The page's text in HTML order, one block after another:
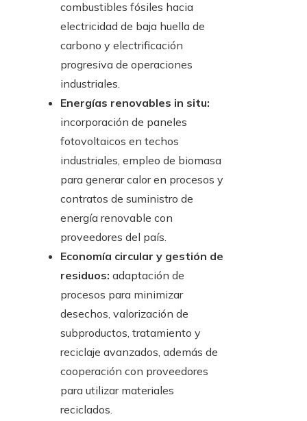
combustibles fósiles hacia
electricidad de baja huella de
carbono y electrificación
progresiva de operaciones
industriales.
Energías renovables in situ:
incorporación de paneles
fotovoltaicos en techos
industriales, empleo de biomasa
para generar calor en procesos y
contratos de suministro de
energía renovable con
proveedores del país.
Economía circular y gestión de
residuos: adaptación de
procesos para minimizar
desechos, valorización de
subproductos, tratamiento y
reciclaje avanzados, además de
cooperación con proveedores
para utilizar materiales
reciclados.